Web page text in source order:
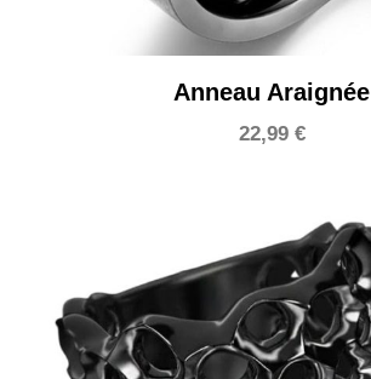
Anneau Araignée
22,99 €